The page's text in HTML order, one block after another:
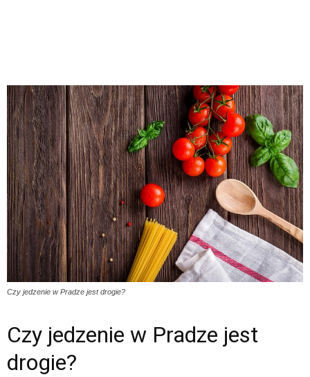
Czy jedzenie w Pradze jest drogie?
Czy jedzenie w Pradze jest
drogie?